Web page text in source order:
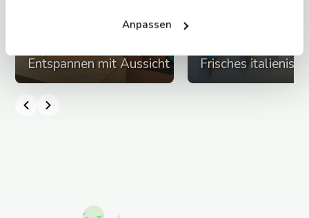
Anpassen
Entspannen mit Aussicht
Frisches